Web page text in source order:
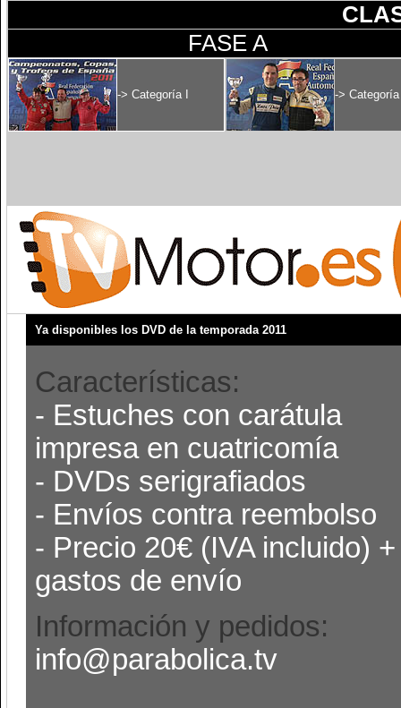
FASE A
-> Categoría I ->
Ya disponibles los DVD de la temporada 2011
Características:
- Estuches con carátula
impresa en cuatricomía
- DVDs serigrafiados
- Envíos contra reembolso
- Precio 20€ (IVA incluido) +
gastos de envío
Información y pedidos:
info@parabolica.tv